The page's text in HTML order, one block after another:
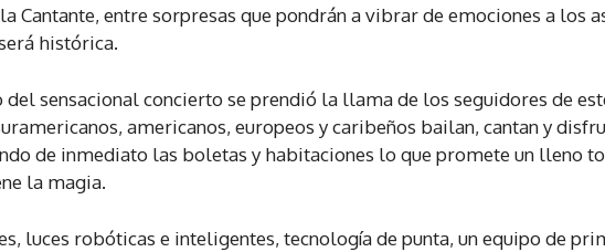
Cantante, entre sorpresas que pondrán a vibrar de emociones a los
histórica.
del sensacional concierto se prendió la llama de los seguidores de
americanos, europeos y caribeños bailan, cantan y
de inmediato las boletas y habitaciones lo que promete un lleno
la magia.
luces robóticas e inteligentes, tecnología de punta, un equipo de